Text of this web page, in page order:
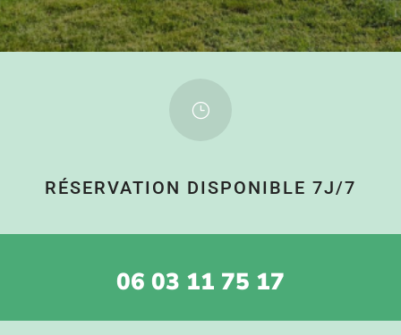
}
RÉSERVATION DISPONIBLE 7J/7
06 03 11 75 17